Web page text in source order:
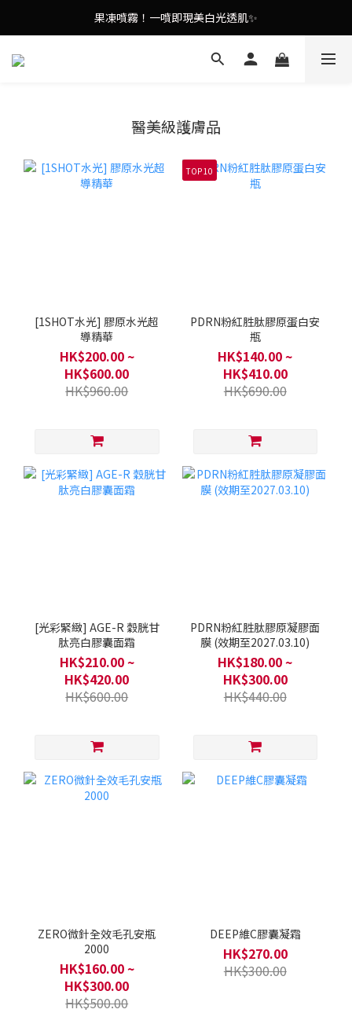
9in1多功能美容儀🌸護膚效果UP！
果凍噴霧！一噴即現美白光透肌✨
9in1多功能美容儀🌸護膚效果UP！
醫美級護膚品
[1SHOT水光] 膠原水光超
導精華
HK$200.00 ~
HK$600.00
HK$960.00
TOP 10
PDRN粉紅胜肽膠原蛋白安
瓶
HK$140.00 ~
HK$410.00
HK$690.00
[光彩緊緻] AGE-R 穀胱甘
肽亮白膠囊面霜
HK$210.00 ~
HK$420.00
HK$600.00
PDRN粉紅胜肽膠原凝膠面
膜 (效期至2027.03.10)
HK$180.00 ~
HK$300.00
HK$440.00
ZERO微針全效毛孔安瓶
2000
HK$160.00 ~
HK$300.00
HK$500.00
DEEP維C膠囊凝霜
HK$270.00
HK$300.00